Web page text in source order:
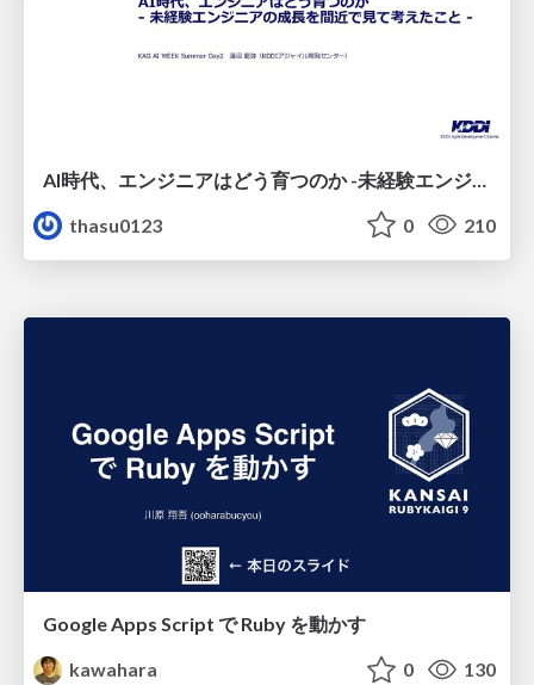
thasu0123
0 210
Google Apps Script で Ruby を動かす
kawahara
0 130